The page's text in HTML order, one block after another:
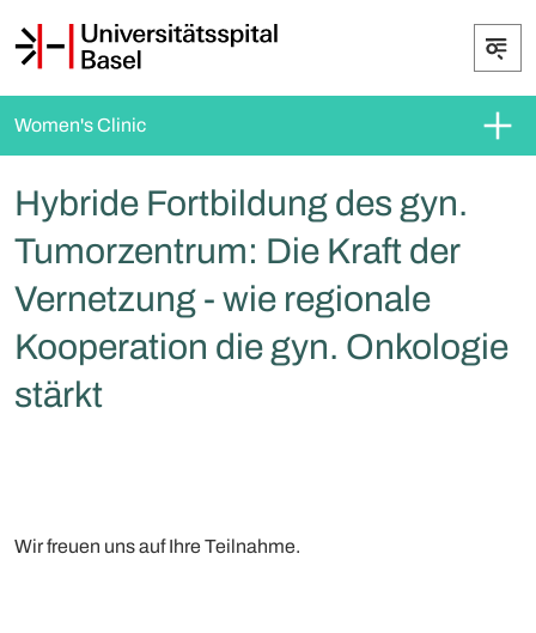
Women's Clinic
Hybride Fortbildung des gyn.
Tumorzentrum: Die Kraft der
Vernetzung - wie regionale
Kooperation die gyn. Onkologie
stärkt
Wir freuen uns auf Ihre Teilnahme.